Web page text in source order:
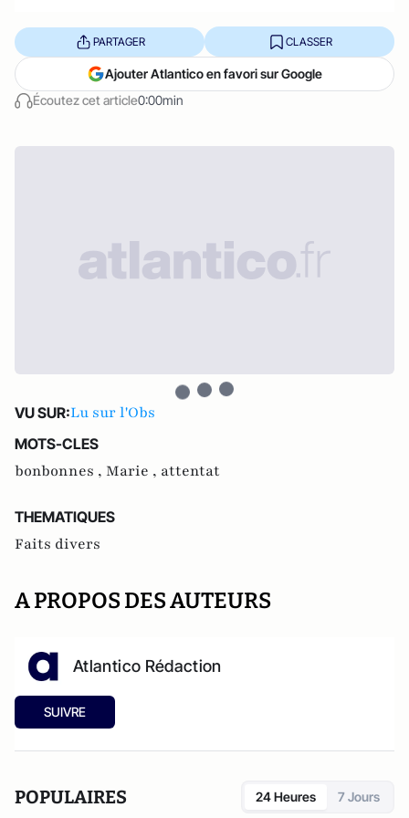
Écoutez cet article0:00min
PARTAGER CLASSER
Ajouter Atlantico en favori sur Google
VU SUR:Lu sur l'Obs
MOTS-CLES
bonbonnes , Marie , attentat
THEMATIQUES
Faits divers
A PROPOS DES AUTEURS
Atlantico Rédaction
SUIVRE
POPULAIRES 24 Heures 7 Jours